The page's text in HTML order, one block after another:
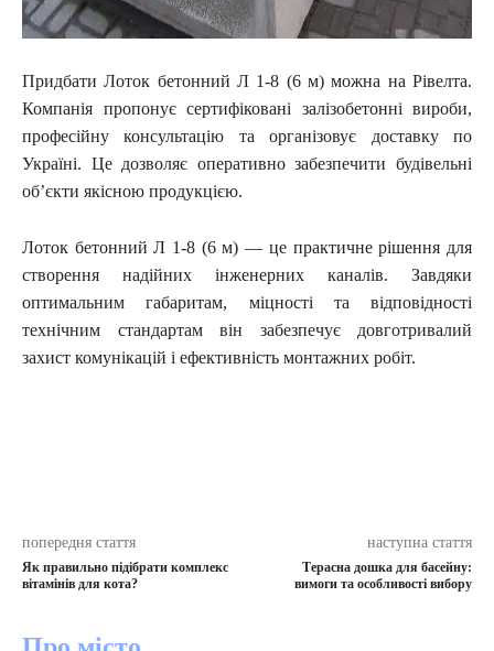
Придбати Лоток бетонний Л 1-8 (6 м) можна на Рівелта.
Компанія пропонує сертифіковані залізобетонні вироби,
професійну консультацію та організовує доставку по
Україні. Це дозволяє оперативно забезпечити будівельні
об’єкти якісною продукцією.
Лоток бетонний Л 1-8 (6 м) — це практичне рішення для
створення надійних інженерних каналів. Завдяки
оптимальним габаритам, міцності та відповідності
технічним стандартам він забезпечує довготривалий
захист комунікацій і ефективність монтажних робіт.
попередня стаття
Як правильно підібрати комплекс
вітамінів для кота?
наступна стаття
Терасна дошка для басейну:
вимоги та особливості вибору